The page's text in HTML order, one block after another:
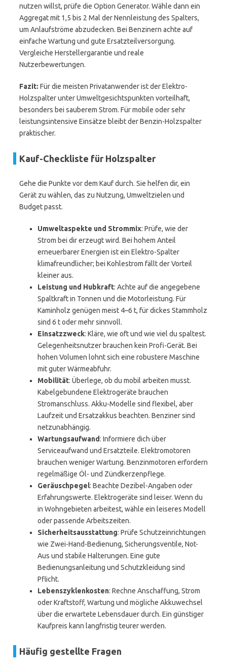
nutzen willst, prüfe die Option Generator. Wähle dann ein
Aggregat mit 1,5 bis 2 Mal der Nennleistung des Spalters,
um Anlaufströme abzudecken. Bei Benzinern achte auf
einfache Wartung und gute Ersatzteilversorgung.
Vergleiche Herstellergarantie und reale
Nutzerbewertungen.
Fazit: Für die meisten Privatanwender ist der Elektro-
Holzspalter unter Umweltgesichtspunkten vorteilhaft,
besonders bei sauberem Strom. Für mobile oder sehr
leistungsintensive Einsätze bleibt der Benzin-Holzspalter
praktischer.
Kauf-Checkliste für Holzspalter
Gehe die Punkte vor dem Kauf durch. Sie helfen dir, ein
Gerät zu wählen, das zu Nutzung, Umweltzielen und
Budget passt.
Umweltaspekte und Strommix: Prüfe, wie der
Strom bei dir erzeugt wird. Bei hohem Anteil
erneuerbarer Energien ist ein Elektro-Spalter
klimafreundlicher; bei Kohlestrom fällt der Vorteil
kleiner aus.
Leistung und Hubkraft: Achte auf die angegebene
Spaltkraft in Tonnen und die Motorleistung. Für
Kaminholz genügen meist 4–6 t, für dickes Stammholz
sind 6 t oder mehr sinnvoll.
Einsatzzweck: Kläre, wie oft und wie viel du spaltest.
Gelegenheitsnutzer brauchen kein Profi-Gerät. Bei
hohen Volumen lohnt sich eine robustere Maschine
mit guter Wärmeabfuhr.
Mobilität: Überlege, ob du mobil arbeiten musst.
Kabelgebundene Elektrogeräte brauchen
Stromanschluss. Akku-Modelle sind flexibel, aber
Laufzeit und Ersatzakkus beachten. Benziner sind
netzunabhängig.
Wartungsaufwand: Informiere dich über
Serviceaufwand und Ersatzteile. Elektromotoren
brauchen weniger Wartung. Benzinmotoren erfordern
regelmäßige Öl- und Zündkerzenpflege.
Geräuschpegel: Beachte Dezibel-Angaben oder
Erfahrungswerte. Elektrogeräte sind leiser. Wenn du
in Wohngebieten arbeitest, wähle ein leiseres Modell
oder passende Arbeitszeiten.
Sicherheitsausstattung: Prüfe Schutzeinrichtungen
wie Zwei-Hand-Bedienung, Sicherungsventile, Not-
Aus und stabile Halterungen. Eine gute
Bedienungsanleitung und Schutzkleidung sind
Pflicht.
Lebenszyklenkosten: Rechne Anschaffung, Strom
oder Kraftstoff, Wartung und mögliche Akkuwechsel
über die erwartete Lebensdauer durch. Ein günstiger
Kaufpreis kann langfristig teurer werden.
Häufig gestellte Fragen